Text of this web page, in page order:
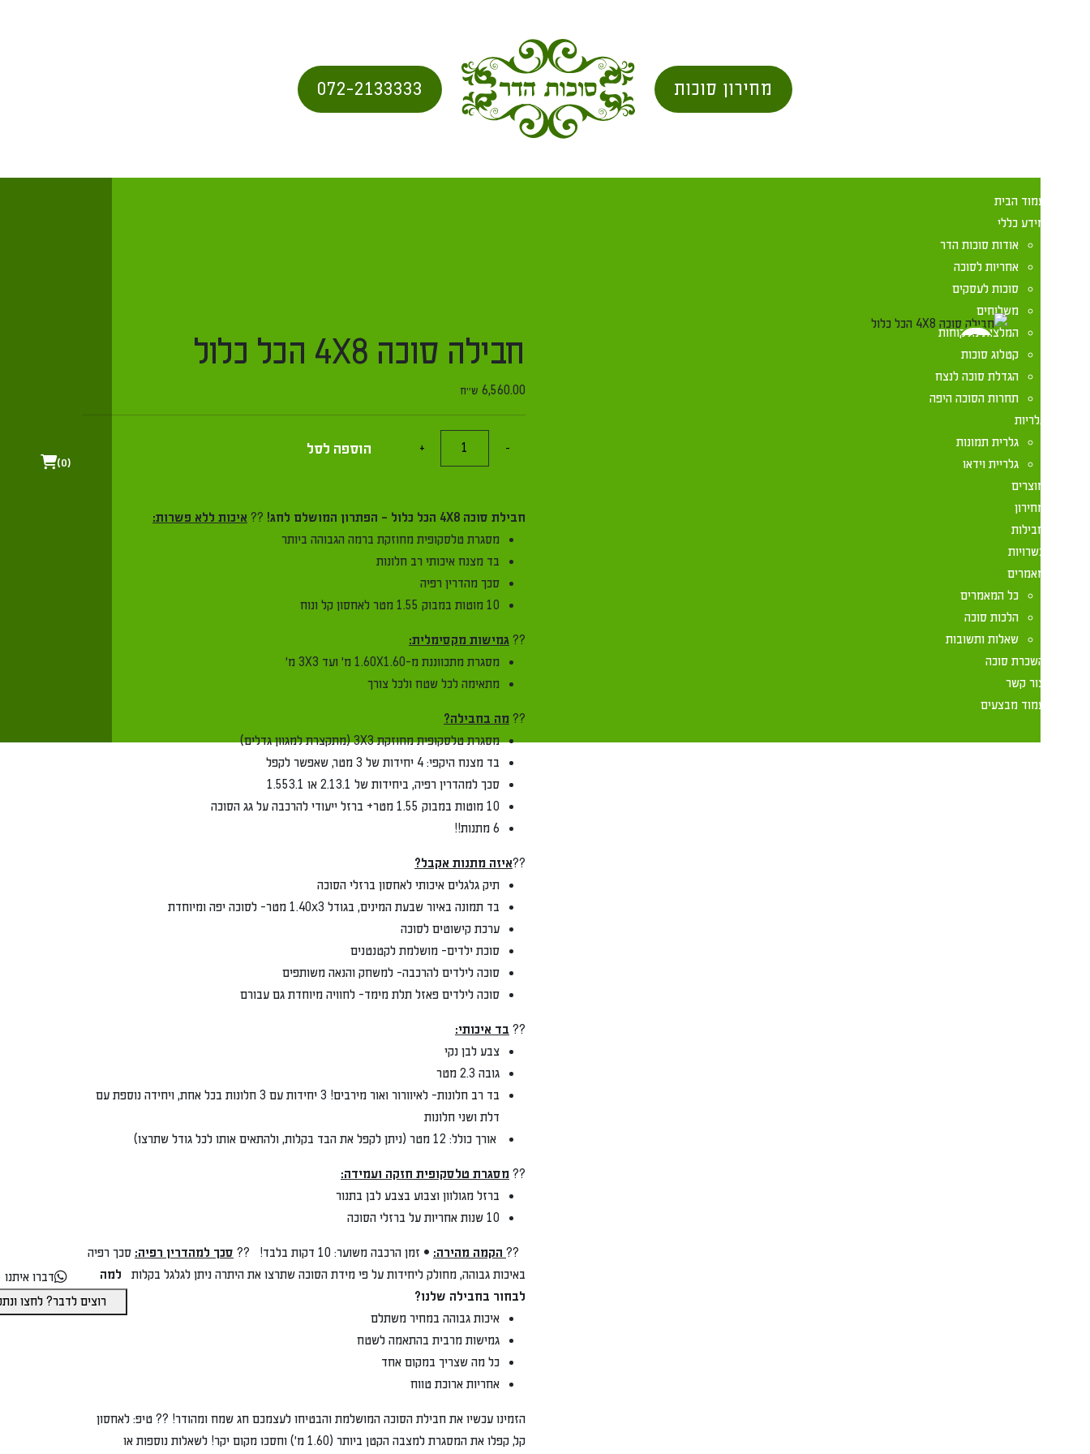
מחירון סוכות 072-2133333
אודות סוכות הדר
אחריות לסוכה
סוכות לעסקים
משלוחים
המלצות מלקוחות
קטלוג סוכות
הגדלת סוכה לנצח
תחרות הסוכה היפה
גלרית תמונות
גלריית וידאו
כל המאמרים
הלכות סוכה
שאלות ותשובות
סוכה
מבצעים
חבילה סוכה 4X8 הכל כלול
ש"ח
הוספה לסל
חבילת סוכה 4X8 הכל כלול - הפתרון המושלם לחג! ??
איכות ללא פשרות:
מסגרת טלסקופית מחוזקת ברמה הגבוהה ביותר
בד מצנח איכותי רב חלונות
סכך מהדרין רפיה
גמישות מקסימלית:
מסגרת מתכווננת מ-1.60X1.60 מ' ועד 3X3 מ'
מתאימה לכל שטח ולכל צורך
מה בחבילה?
מסגרת טלסקופית מחוזקת 3X3 (מתקצרת למגוון גדלים)
בד מצנח היקפי: 4 יחידות של 3 מטר, שאפשר לקפל
סכך למהדרין רפיה, ביחידות של 2.13.1 או 1.553.1
איזה מתנות אקבל?
תיק גלגלים איכותי לאחסון ברזלי הסוכה
בד תמונה באיור שבעת המינים, בגודל 1.40x3 מטר- לסוכה יפה ומיוחדת
ערכת קישוטים לסוכה
סוכת ילדים- מושלמת לקטנטנים
סוכה לילדים להרכבה- למשחק והנאה משותפים
סוכה לילדים פאזל תלת מימד- לחוויה מיוחדת גם עבורם
בד איכותי:
צבע לבן נקי
בד רב חלונות- לאיוורור ואור מירבים! 3 יחידות עם 3 חלונות בכל אחת, ויחידה נוספת עם
דלת ושני חלונות
אורך כולל: 12 מטר (ניתן לקפל את הבד בקלות, ולהתאים אותו לכל גודל שתרצו)
מסגרת טלסקופית חזקה ועמידה:
ברזל מגולוון וצבוע בצבע לבן בתנור
הקמה מהירה:• זמן הרכבה משוער: 10 דקות בלבד! ?? סכך למהדרין רפיה:סכך רפיה
באיכות גבוהה, מחולק ליחידות על פי מידת הסוכה שתרצו את היתרה ניתן לגלגל בקלות למה
לבחור בחבילה שלנו?
איכות גבוהה במחיר משתלם
גמישות מרבית בהתאמה לשטח
כל מה שצריך במקום אחד
אחריות ארוכת טווח
הזמינו עכשיו את חבילת הסוכה המושלמת והבטיחו לעצמכם חג שמח ומהודר! ?? טיפ: לאחסון
קל, קפלו את המסגרת למצבה הקטן ביותר (1.60 מ') וחסכו מקום יקר! לשאלות נוספות או
דברו איתנו
רוצים לדבר? לחצו ונתקשר מייד